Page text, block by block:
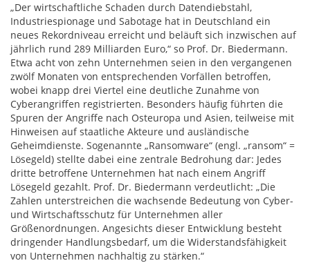
„Der wirtschaftliche Schaden durch Datendiebstahl,
Industriespionage und Sabotage hat in Deutschland ein
neues Rekordniveau erreicht und beläuft sich inzwischen auf
jährlich rund 289 Milliarden Euro,“ so Prof. Dr. Biedermann.
Etwa acht von zehn Unternehmen seien in den vergangenen
zwölf Monaten von entsprechenden Vorfällen betroffen,
wobei knapp drei Viertel eine deutliche Zunahme von
Cyberangriffen registrierten. Besonders häufig führten die
Spuren der Angriffe nach Osteuropa und Asien, teilweise mit
Hinweisen auf staatliche Akteure und ausländische
Geheimdienste. Sogenannte „Ransomware“ (engl. „ransom“ =
Lösegeld) stellte dabei eine zentrale Bedrohung dar: Jedes
dritte betroffene Unternehmen hat nach einem Angriff
Lösegeld gezahlt. Prof. Dr. Biedermann verdeutlicht: „Die
Zahlen unterstreichen die wachsende Bedeutung von Cyber-
und Wirtschaftsschutz für Unternehmen aller
Größenordnungen. Angesichts dieser Entwicklung besteht
dringender Handlungsbedarf, um die Widerstandsfähigkeit
von Unternehmen nachhaltig zu stärken.“